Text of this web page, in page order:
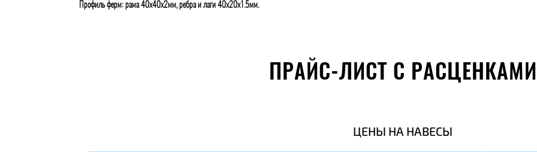
Профиль ферм: рама 40х40х2мм, ребра и лаги 40х20х1.5мм.
ПРАЙС-ЛИСТ С РАСЦЕНКАМИ
ЦЕНЫ НА НАВЕСЫ